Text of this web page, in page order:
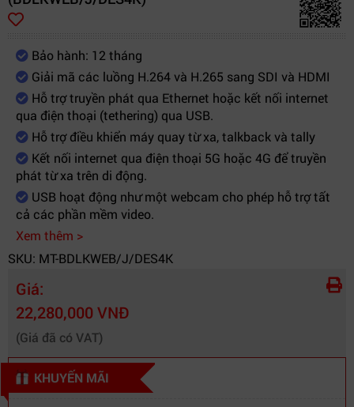
USB Webcam
Thiết kế
Teranex Mini 1/3 rack
Rack mount
3 thiết bị / 1U rack
Phần mềm hỗ
trợ
Blackmagic Streaming Utility
Hệ điều hành
hỗ trợ
Windows, macOS
Nguồn điện
Ứng dụng
Broadcast, livestream, remote production
Bảo hành: 12 tháng
Giải mã các luồng H.264 và H.265 sang SDI và HDMI
Hỗ trợ truyền phát qua Ethernet hoặc kết nối internet
qua điện thoại (tethering) qua USB.
Hỗ trợ điều khiển máy quay từ xa, talkback và tally
Kết nối internet qua điện thoại 5G hoặc 4G để truyền
phát từ xa trên di động.
USB hoạt động như một webcam cho phép hỗ trợ tất
cả các phần mềm video.
Xem thêm >
SKU: MT-BDLKWEB/J/DES4K
Giá:
22,280,000 VNĐ
(Giá đã có VAT)
KHUYẾN MÃI